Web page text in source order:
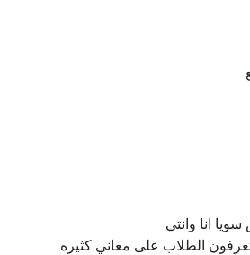
الطلاب على معاني كثيره